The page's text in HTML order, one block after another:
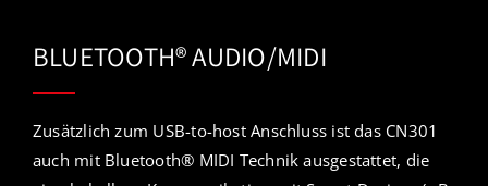
BLUETOOTH® AUDIO/MIDI
Zusätzlich zum USB-to-host Anschluss ist das CN301
auch mit Bluetooth® MIDI Technik ausgestattet, die